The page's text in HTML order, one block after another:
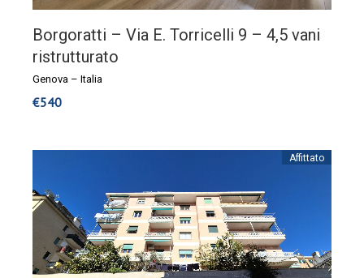
Borgoratti – Via E. Torricelli 9 – 4,5 vani
ristrutturato
Genova – Italia
€540
Affittato